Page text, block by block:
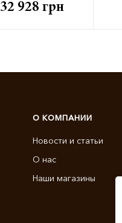
32 928 грн
О КОМПАНИИ
Новости и статьи
О нас
Наши магазины